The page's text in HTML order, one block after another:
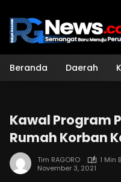
konten
Beranda Daerah
Kawal Program
Rumah Korban
Tim RAGORO
1 Min
November 3, 2021